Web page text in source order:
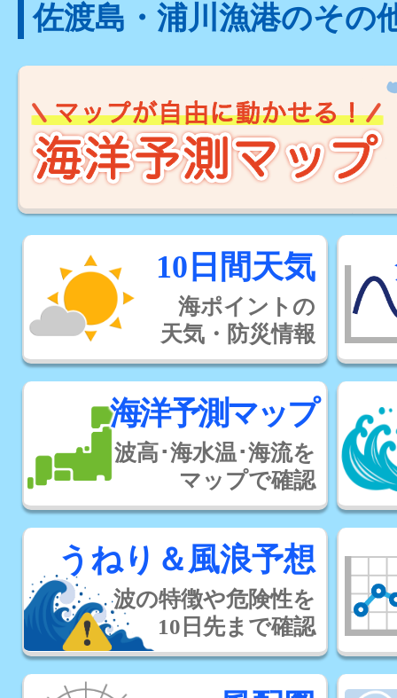
佐渡島・浦川漁港のその
10日間天気
海ポイントの
天気・防災情報
海洋予測マップ
波高･海水温･海流を
マップで確認
うねり＆風浪予想
波の特徴や危険性を
10日先まで確認